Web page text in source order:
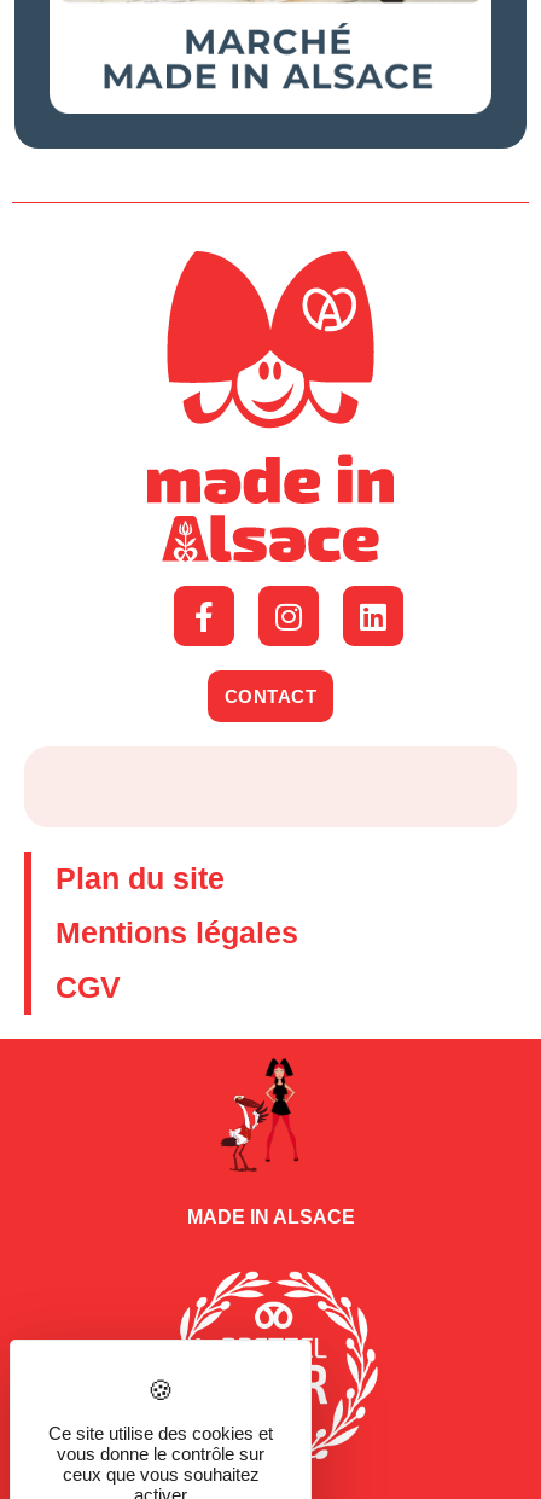
CONTACT
Plan du site
Mentions légales
CGV
MADE IN ALSACE
Ce site utilise des cookies et
vous donne le contrôle sur
ceux que vous souhaitez
activer